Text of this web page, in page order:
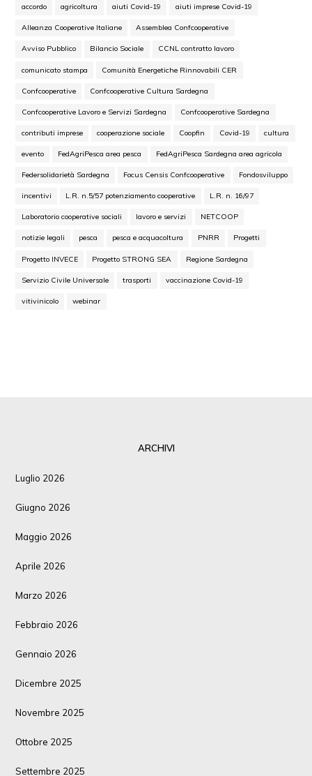
accordo agricoltura aiuti Covid-19 aiuti imprese Covid-19
Alleanza Cooperative Italiane Assemblea Confcooperative
Avviso Pubblico Bilancio Sociale CCNL contratto lavoro
comunicato stampa Comunità Energetiche Rinnovabili CER
Confcooperative Confcooperative Cultura Sardegna
Confcooperative Lavoro e Servizi Sardegna Confcooperative Sardegna
contributi imprese cooperazione sociale Coopfin Covid-19 cultura
evento FedAgriPesca area pesca FedAgriPesca Sardegna area agricola
Federsolidarietà Sardegna Focus Censis Confcooperative Fondosviluppo
incentivi L.R. n.5/57 potenziamento cooperative L.R. n. 16/97
Laboratorio cooperative sociali lavoro e servizi NETCOOP
notizie legali pesca pesca e acquacoltura PNRR Progetti
Progetto INVECE Progetto STRONG SEA Regione Sardegna
Servizio Civile Universale trasporti vaccinazione Covid-19
vitivinicolo webinar
ARCHIVI
Luglio 2026
Giugno 2026
Maggio 2026
Aprile 2026
Marzo 2026
Febbraio 2026
Gennaio 2026
Dicembre 2025
Novembre 2025
Ottobre 2025
Settembre 2025